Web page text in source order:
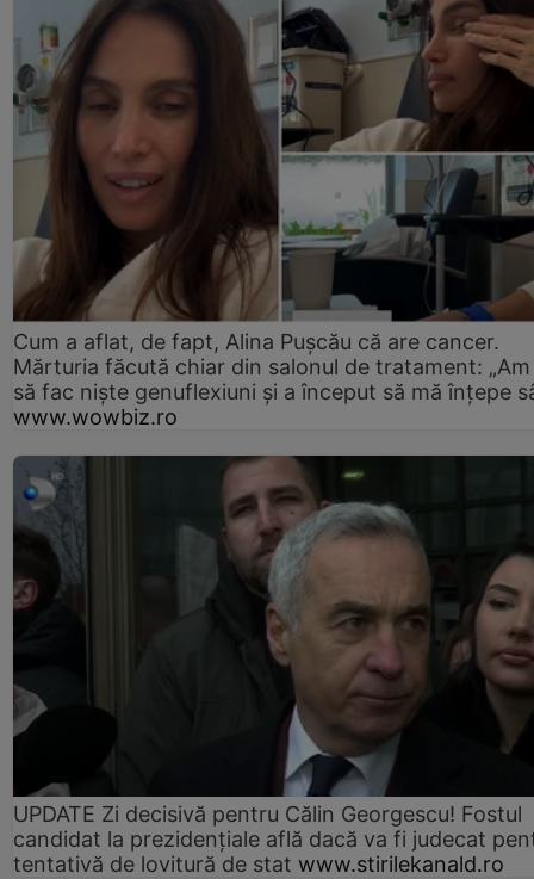
Cum a aflat, de fapt, Alina Pușcău că are cancer.
Mărturia făcută chiar din salonul de tratament:
să fac niște genuflexiuni și a început să mă înțepe
www.wowbiz.ro
UPDATE Zi decisivă pentru Călin Georgescu! Fostul
candidat la prezidențiale află dacă va fi judecat
tentativă de lovitură de stat www.stirilekanald.ro